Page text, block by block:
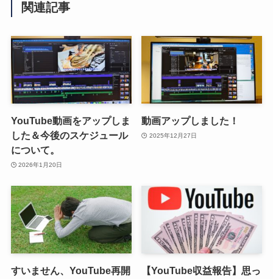
関連記事
YouTube動画をアップしま
した＆今後のスケジュール
について。
2026年1月20日
動画アップしました！
2025年12月27日
すいません、YouTube再開
【YouTube収益報告】思っ